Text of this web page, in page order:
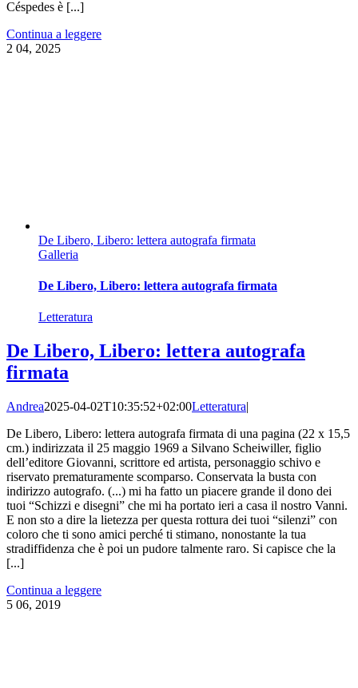
Céspedes è [...]
Continua a leggere
2 04, 2025
De Libero, Libero: lettera autografa firmata
Galleria
De Libero, Libero: lettera autografa firmata
Letteratura
De Libero, Libero: lettera autografa
firmata
Andrea2025-04-02T10:35:52+02:00Letteratura|
De Libero, Libero: lettera autografa firmata di una pagina (22 x 15,5
cm.) indirizzata il 25 maggio 1969 a Silvano Scheiwiller, figlio
dell’editore Giovanni, scrittore ed artista, personaggio schivo e
riservato prematuramente scomparso. Conservata la busta con
indirizzo autografo. (...) mi ha fatto un piacere grande il dono dei
tuoi “Schizzi e disegni” che mi ha portato ieri a casa il nostro Vanni.
E non sto a dire la lietezza per questa rottura dei tuoi “silenzi” con
coloro che ti sono amici perché ti stimano, nonostante la tua
stradiffidenza che è poi un pudore talmente raro. Si capisce che la
[...]
Continua a leggere
5 06, 2019